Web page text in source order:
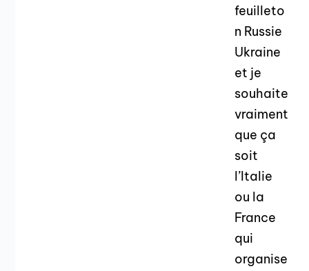
feuilleto
n Russie
Ukraine
et je
souhaite
vraiment
que ça
soit
l’Italie
ou la
France
qui
organise